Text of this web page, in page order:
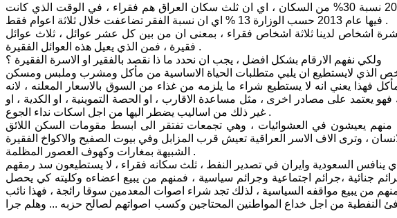
اعلنت وزارة التخطيط ان نسبة الفقر في العراق بلغت عام 2016 نسبة 30% من السكان ، اي ان ثلث سكان العراق هم فقراء ، في الوقت الذي كانت
فيها عام 2013 حسب الوزارة 13 % اي ان نسبة الفقر تضاعفت خلال ثلاثة اعوام فقط .
اشخاص لدينا ثلاثة اشخاص فقراء ، بمعنى ان من بين كل عشر عوائل ، ثلاث عوائل
فقيرة ، فمن الذي يعيل هذه العوائل الفقيرة .
ولكي نفهم الارقام بشكل افضل ، يجب ان نحدد ما ذا نقصد بالفقير او الاسرة الفقيرة ؟
فهذا يعني انه لا يستطيع شراء ما يلزمه من غذاء من السوق بالاسعار المعلنه ، لانه
يعتمد على مصادر اخرى ، مثل مساعدة الاقارب ، او الحصة التموينية ، او الكدية ، او
غير ذلك من اساليب يضطر اليها من اجل اسكات نداء الجوع .
يعيشون في العشوائيات ، وهي تجمعات تفتقر الى ابسط مقومات السكن اللائق
، وترى الاف الاسر العراقية تعيش قرب المزابل وفي بيوت الصفيح والاكواخ الفقيرة
الشبيهة بمغارات وكهوف العصور المظلمة .
جنائية ،جرائم اجتماعية وجرائم سياسية ، فمنهم من يبيع اعضاءه وكليته كي يحصل
من يبيع مواقفه السياسية ، لذلك تجد شراء اصوات المعدمين سوقا رائجة ، فهذا نائب
النفطية من اجل خداع المواطنين المحتاجين وكسب اصواتهم لصالح حزبه ... وهلم جرا